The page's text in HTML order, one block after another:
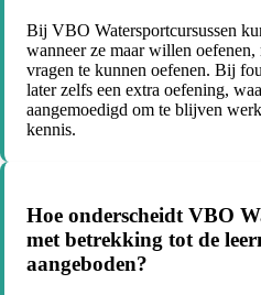
Bij VBO Watersportcursussen
wanneer ze maar willen
vragen te kunnen oefenen. Bij
later zelfs een extra oefening,
aangemoedigd om te blijven
kennis.
Hoe onderscheidt VBO
met betrekking tot de
aangeboden?